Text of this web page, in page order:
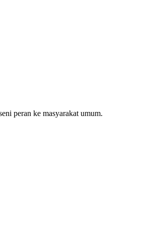
peran ke masyarakat umum.